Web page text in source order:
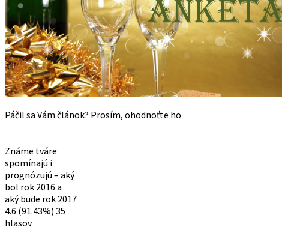
Páčil sa Vám článok? Prosím, ohodnoťte ho
Známe tváre
spomínajú i
prognózujú – aký
bol rok 2016 a
aký bude rok 2017
4.6 (91.43%) 35
hlasov